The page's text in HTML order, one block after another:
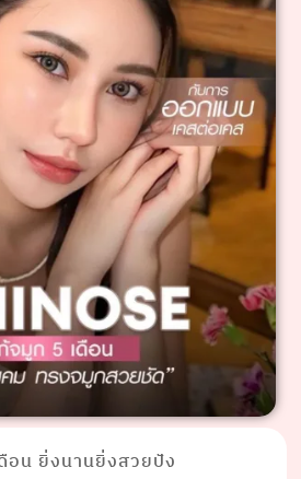
อน ยิ่งนานยิ่งสวยปัง